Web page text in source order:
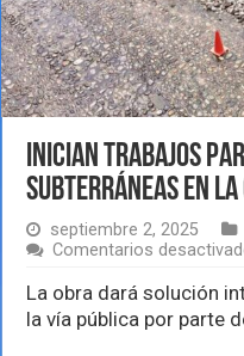
Inician trabajos
subterráneas en
septiembre 2, 2025
Comentarios
La obra dará solución
la vía pública por parte